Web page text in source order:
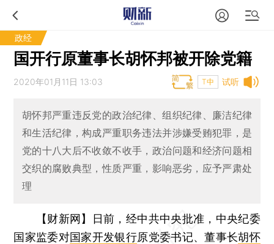
政经
国开行原董事长胡怀邦被开除党籍
试听
2020年01月11日 13:03 T中
胡怀邦严重违反党的政治纪律、组织纪律、廉洁纪律
和生活纪律，构成严重职务违法并涉嫌受贿犯罪，是
党的十八大后不收敛不收手，政治问题和经济问题相
交织的腐败典型，性质严重，影响恶劣，应予严肃处
理
【财新网】
日前，经中共中央批准，中央纪委
国家监委对国家开发银行原党委书记、董事长胡怀